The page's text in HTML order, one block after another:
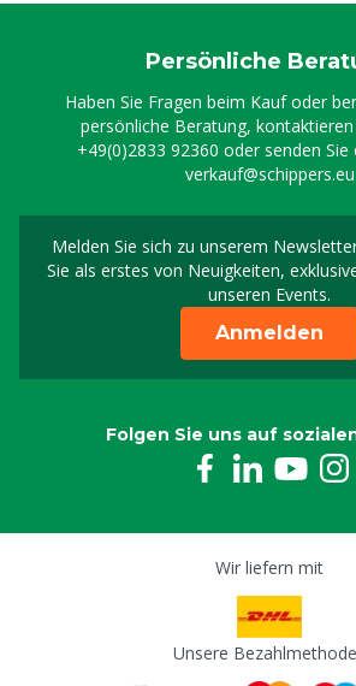
Persönliche
Haben Sie Fragen beim Kauf oder
persönliche Beratung,
+49(0)2833 92360 oder senden Sie
verkauf@schippers.eu
Melden Sie sich zu unserem
Sie als erstes von Neuigkeiten,
unseren Events.
Anmelden
Folgen Sie uns auf
Wir liefern mit
Unsere